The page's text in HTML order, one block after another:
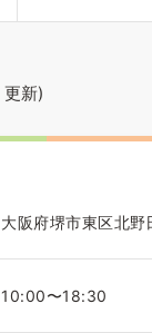
更新)
大阪府堺市東区北
10:00〜18:30